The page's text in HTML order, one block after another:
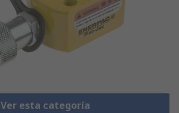
Ver esta categoría